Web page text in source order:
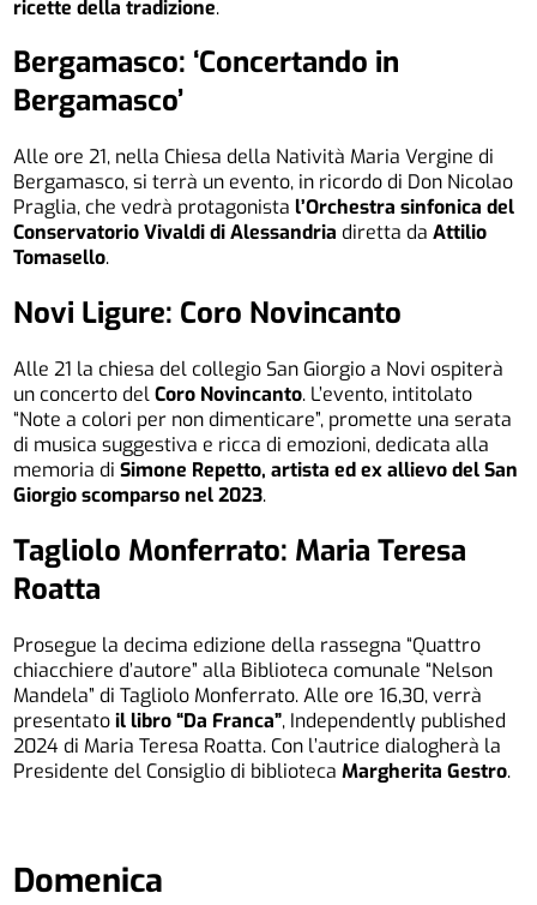
ricette della tradizione.
Bergamasco: ‘Concertando in
Bergamasco’
Alle ore 21, nella Chiesa della Natività Maria Vergine di
Bergamasco, si terrà un evento, in ricordo di Don Nicolao
Praglia, che vedrà protagonistal’Orchestra sinfonica del
Conservatorio Vivaldi di Alessandria diretta daAttilio
Tomasello.
Novi Ligure: Coro Novincanto
Alle 21 la chiesa del collegio San Giorgio a Novi ospiterà
un concerto delCoro Novincanto. L’evento, intitolato
“Note a colori per non dimenticare”, promette una serata
di musica suggestiva e ricca di emozioni, dedicata alla
memoria diSimone Repetto, artista ed ex allievo del San
Giorgio scomparso nel 2023.
Tagliolo Monferrato: Maria Teresa
Roatta
Prosegue la decima edizione della rassegna “Quattro
chiacchiere d’autore” alla Biblioteca comunale “Nelson
Mandela” di Tagliolo Monferrato. Alle ore 16,30, verrà
presentatoil libro “Da Franca”, Independently published
2024 di Maria Teresa Roatta. Con l’autrice dialogherà la
Presidente del Consiglio di bibliotecaMargherita Gestro.
Domenica